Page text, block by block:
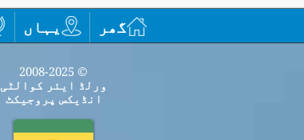
گھر یہاں
© 2008-2025
ورلڈ ایئر کوالٹی
انڈیکس پروجیکٹ